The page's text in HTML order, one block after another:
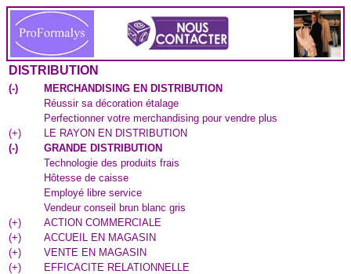
DISTRIBUTION
(-)
MERCHANDISING EN DISTRIBUTION
Réussir sa décoration étalage
Perfectionner votre merchandising pour vendre plus
(+)
LE RAYON EN DISTRIBUTION
(-)
GRANDE DISTRIBUTION
Technologie des produits frais
Hôtesse de caisse
Employé libre service
Vendeur conseil brun blanc gris
(+)
ACTION COMMERCIALE
(+)
ACCUEIL EN MAGASIN
(+)
VENTE EN MAGASIN
(+)
EFFICACITE RELATIONNELLE